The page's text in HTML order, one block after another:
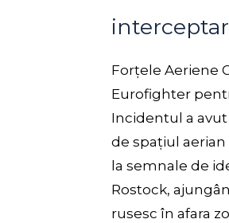
Forțele Aeriene
Eurofighter
Incidentul a
de spațiul aerian
la semnale de
Rostock,
rusesc în afara